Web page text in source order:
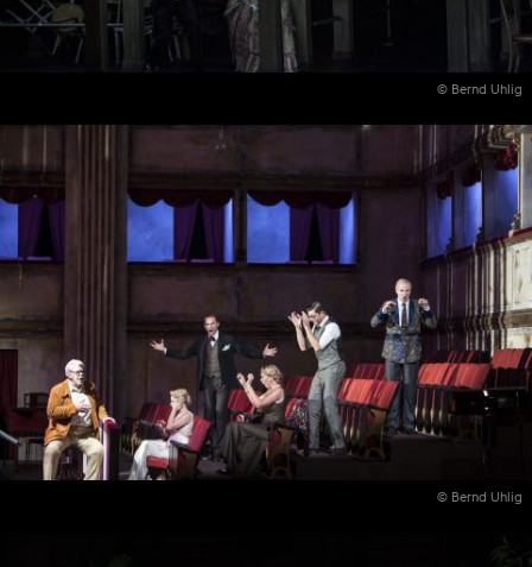
© Bernd Uhlig
© Bernd Uhlig